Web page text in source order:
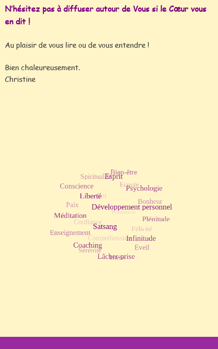
N’hésitez pas à diffuser autour de Vous si le Cœur vous
en dit !
Au plaisir de vous lire ou de vous entendre !
Bien chaleureusement.
Christine